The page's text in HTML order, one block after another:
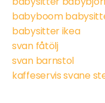
babyboom
babysitter ikea
svan fåtölj
svan barnstol
kaffeservis svane